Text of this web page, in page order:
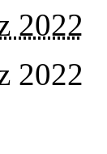
2022
2022